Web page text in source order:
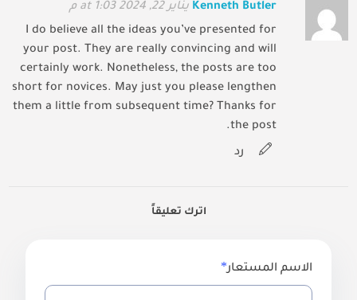
Kenneth Butler يناير 22, 2024 at 1:03 م
I do believe all the ideas you’ve presented for
your post. They are really convincing and will
certainly work. Nonetheless, the posts are too
short for novices. May just you please lengthen
them a little from subsequent time? Thanks for
the post.
رد
اترك تعليقاً
الاسم المستعار